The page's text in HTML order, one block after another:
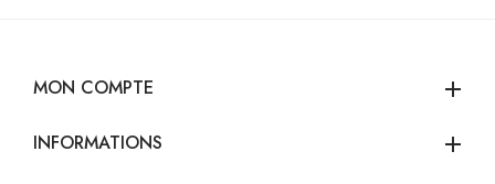
MON COMPTE add
INFORMATIONS add